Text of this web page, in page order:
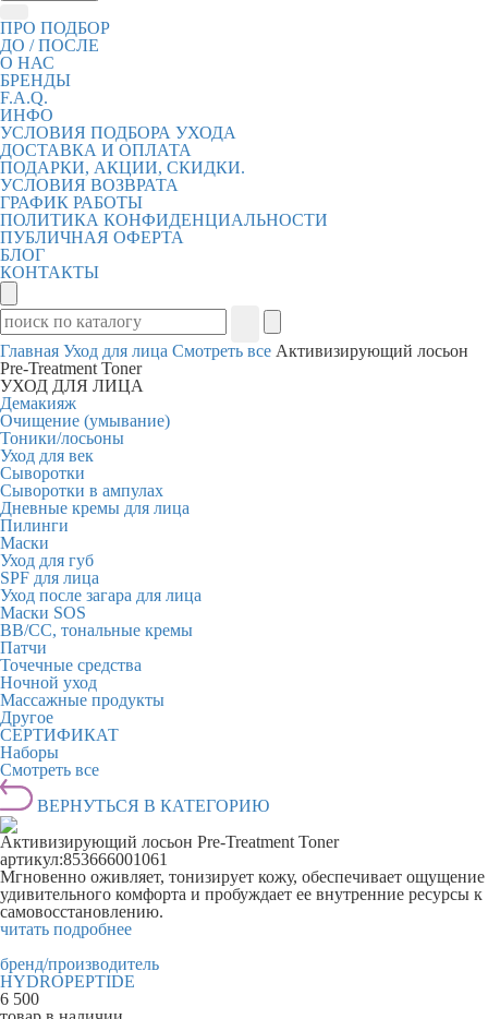
ПРО ПОДБОР
ДО / ПОСЛЕ
О НАС
БРЕНДЫ
F.A.Q.
ИНФО
УСЛОВИЯ ПОДБОРА УХОДА
ДОСТАВКА И ОПЛАТА
ПОДАРКИ, АКЦИИ, СКИДКИ.
УСЛОВИЯ ВОЗВРАТА
ГРАФИК РАБОТЫ
ПОЛИТИКА КОНФИДЕНЦИАЛЬНОСТИ
ПУБЛИЧНАЯ ОФЕРТА
БЛОГ
КОНТАКТЫ
Главная Уход для лица Смотреть все Активизирующий лосьон
Pre-Treatment Toner
УХОД ДЛЯ ЛИЦА
Демакияж
Очищение (умывание)
Тоники/лосьоны
Уход для век
Сыворотки
Сыворотки в ампулах
Дневные кремы для лица
Пилинги
Маски
Уход для губ
SPF для лица
Уход после загара для лица
Маски SOS
BB/CC, тональные кремы
Патчи
Точечные средства
Ночной уход
Массажные продукты
Другое
СЕРТИФИКАТ
Наборы
Смотреть все
ВЕРНУТЬСЯ В КАТЕГОРИЮ
Активизирующий лосьон Pre-Treatment Toner
артикул:853666001061
Мгновенно оживляет, тонизирует кожу, обеспечивает ощущение
удивительного комфорта и пробуждает ее внутренние ресурсы к
самовосстановлению.
читать подробнее
бренд/производитель
HYDROPEPTIDE
6 500